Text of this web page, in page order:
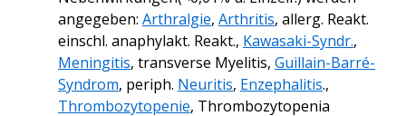
angegeben: Arthralgie, Arthritis, allerg. Reakt.
einschl. anaphylakt. Reakt., Kawasaki-Syndr.,
Meningitis, transverse Myelitis, Guillain-Barré-
Syndrom, periph. Neuritis, Enzephalitis.,
Thrombozytopenie, Thrombozytopenia